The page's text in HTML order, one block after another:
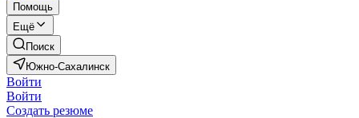
Помощь
Ещё
Поиск
Южно-Сахалинск
Войти
Войти
Создать резюме